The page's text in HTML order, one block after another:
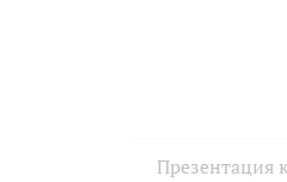
Презентация